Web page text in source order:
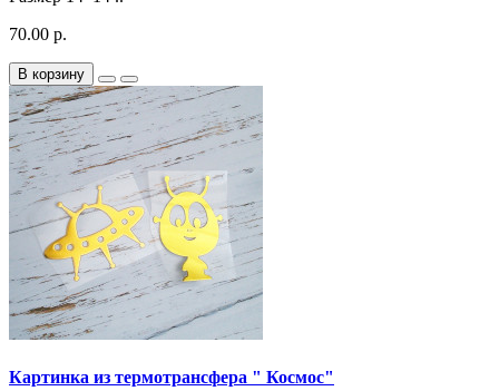
70.00 р.
В корзину
Картинка из термотрансфера " Космос"